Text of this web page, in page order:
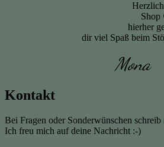
Shop
hierher
dir viel Spaß beim
Mona
Kontakt
Bei Fragen oder Sonderwünschen
Ich freu mich auf deine Nachricht :-)